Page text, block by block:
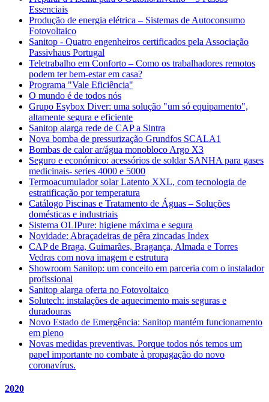
Essenciais
Produção de energia elétrica – Sistemas de Autoconsumo
Fotovoltaico
Sanitop - Quatro engenheiros certificados pela Associação
Passivhaus Portugal
Teletrabalho em Conforto – Como os trabalhadores remotos
podem ter bem-estar em casa?
Programa "Vale Eficiência"
O mundo é de todos nós
Grupo Esybox Diver: uma solução "um só equipamento",
altamente segura e eficiente
Sanitop alarga rede de CAP a Sintra
Nova bomba de pressurização Grundfos SCALA1
Bombas de calor ar/água monobloco Argo X3
Seguro e económico: acessórios de soldar SANHA para gases
medicinais- series 4000 e 5000
Termoacumulador solar Latento XXL, com tecnologia de
estratificação por temperatura
Catálogo Piscinas e Tratamento de Águas – Soluções
domésticas e industriais
Sistema OLIPure: higiene máxima e segura
Novidade: Abraçadeiras de pêra zincadas Index
CAP de Braga, Guimarães, Bragança, Almada e Torres
Vedras com nova imagem e estrutura
Showroom Sanitop: um conceito em parceria com o instalador
profissional
Sanitop alarga oferta no Fotovoltaico
Solutech: instalações de aquecimento mais seguras e
duradouras
Novo Estado de Emergência: Sanitop mantém funcionamento
em pleno
Novas medidas preventivas. Porque todos nós temos um
papel importante no combate à propagação do novo
coronavírus.
2020